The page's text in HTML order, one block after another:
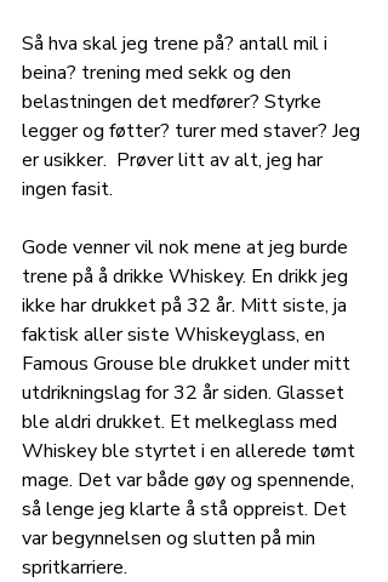
Så hva skal jeg trene på? antall mil i
beina? trening med sekk og den
belastningen det medfører? Styrke
legger og føtter? turer med staver? Jeg
er usikker.  Prøver litt av alt, jeg har
ingen fasit.
Gode venner vil nok mene at jeg burde
trene på å drikke Whiskey. En drikk jeg
ikke har drukket på 32 år. Mitt siste, ja
faktisk aller siste Whiskeyglass, en
Famous Grouse ble drukket under mitt
utdrikningslag for 32 år siden. Glasset
ble aldri drukket. Et melkeglass med
Whiskey ble styrtet i en allerede tømt
mage. Det var både gøy og spennende,
så lenge jeg klarte å stå oppreist. Det
var begynnelsen og slutten på min
spritkarriere.